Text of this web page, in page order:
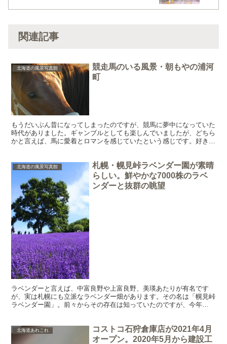
関連記事
北海道の風景写真館
競走馬のいる風景・朝もやの浦河
町
もうだいぶん昔になってしまったのですが、競馬に夢中になっていた
時代がありました。ギャンブルとしても楽しんでいましたが、どちら
かと言えば、馬に愛着とロマンを感じていたという感じです。好きに
北海道の風景写真館
札幌・幌見峠ラベンダー園が素晴
らしい。鮮やかな7000株のラベ
ンダーと抜群の眺望
ラベンダーと言えば、中富良野や上富良野、美瑛あたりが有名です
が、実は札幌にも立派なラベンダー畑があります。その名は「幌見峠
ラベンダー園」。前々からその存在は知っていたのですが、今年
北海道あれこれ
コストコ石狩倉庫店が2021年4月
オープン。2020年5月から建設工